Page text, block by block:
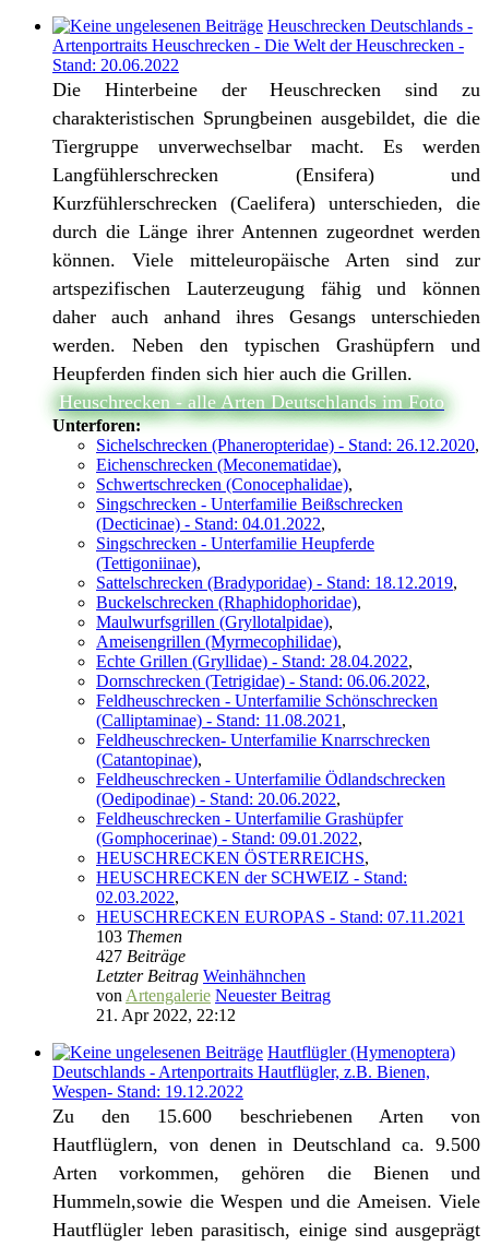
Heuschrecken Deutschlands -
Artenportraits Heuschrecken - Die Welt der Heuschrecken -
Stand: 20.06.2022
Die Hinterbeine der Heuschrecken sind zu
charakteristischen Sprungbeinen ausgebildet, die die
Tiergruppe unverwechselbar macht. Es werden
Langfühlerschrecken (Ensifera) und
Kurzfühlerschrecken (Caelifera) unterschieden, die
durch die Länge ihrer Antennen zugeordnet werden
können. Viele mitteleuropäische Arten sind zur
artspezifischen Lauterzeugung fähig und können
daher auch anhand ihres Gesangs unterschieden
werden. Neben den typischen Grashüpfern und
Heupferden finden sich hier auch die Grillen.
Heuschrecken - alle Arten Deutschlands im Foto
Unterforen:
Sichelschrecken (Phaneropteridae) - Stand: 26.12.2020,
Eichenschrecken (Meconematidae),
Schwertschrecken (Conocephalidae),
Singschrecken - Unterfamilie Beißschrecken
(Decticinae) - Stand: 04.01.2022,
Singschrecken - Unterfamilie Heupferde
(Tettigoniinae),
Sattelschrecken (Bradyporidae) - Stand: 18.12.2019,
Buckelschrecken (Rhaphidophoridae),
Maulwurfsgrillen (Gryllotalpidae),
Ameisengrillen (Myrmecophilidae),
Echte Grillen (Gryllidae) - Stand: 28.04.2022,
Dornschrecken (Tetrigidae) - Stand: 06.06.2022,
Feldheuschrecken - Unterfamilie Schönschrecken
(Calliptaminae) - Stand: 11.08.2021 ,
Feldheuschrecken- Unterfamilie Knarrschrecken
(Catantopinae),
Feldheuschrecken - Unterfamilie Ödlandschrecken
(Oedipodinae) - Stand: 20.06.2022,
Feldheuschrecken - Unterfamilie Grashüpfer
(Gomphocerinae) - Stand: 09.01.2022,
HEUSCHRECKEN ÖSTERREICHS,
HEUSCHRECKEN der SCHWEIZ - Stand:
02.03.2022,
HEUSCHRECKEN EUROPAS - Stand: 07.11.2021
103 Themen
427 Beiträge
Letzter Beitrag Weinhähnchen
von Artengalerie Neuester Beitrag
21. Apr 2022, 22:12
Hautflügler (Hymenoptera)
Deutschlands - Artenportraits Hautflügler, z.B. Bienen,
Wespen- Stand: 19.12.2022
Zu den 15.600 beschriebenen Arten von
Hautflüglern, von denen in Deutschland ca. 9.500
Arten vorkommen, gehören die Bienen und
Hummeln,sowie die Wespen und die Ameisen. Viele
Hautflügler leben parasitisch, einige sind ausgeprägt